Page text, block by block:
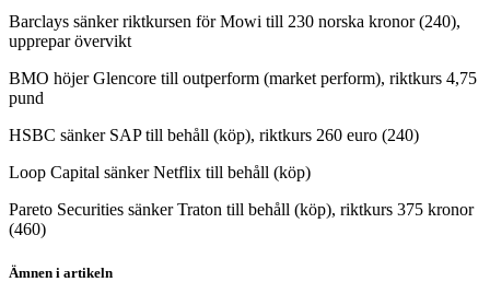
Barclays sänker riktkursen för Mowi till 230 norska kronor (240),
upprepar övervikt
BMO höjer Glencore till outperform (market perform), riktkurs 4,75
pund
HSBC sänker SAP till behåll (köp), riktkurs 260 euro (240)
Loop Capital sänker Netflix till behåll (köp)
Pareto Securities sänker Traton till behåll (köp), riktkurs 375 kronor
(460)
Ämnen i artikeln